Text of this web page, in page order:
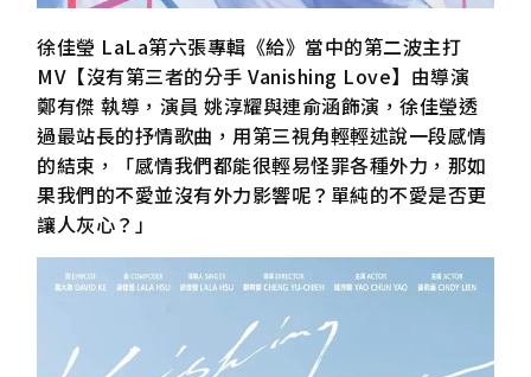
徐佳瑩 LaLa第六張專輯《給》當中的第二波主打
MV【沒有第三者的分手 Vanishing Love】由導演
鄭有傑 執導，演員 姚淳耀與連俞涵飾演，徐佳瑩透
過最站長的抒情歌曲，用第三視角輕輕述說一段感情
的結束，「感情我們都能很輕易怪罪各種外力，那如
果我們的不愛並沒有外力影響呢？單純的不愛是否更
讓人灰心？」